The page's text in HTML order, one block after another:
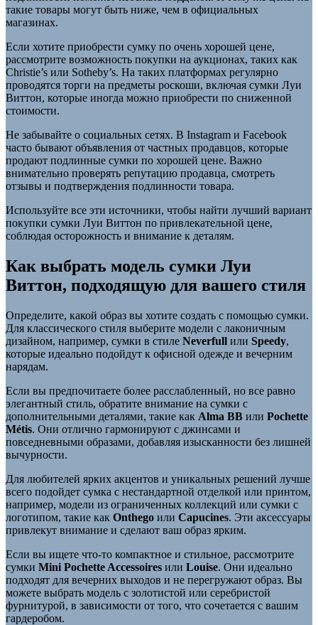
такие товары могут быть ниже, чем в официальных
магазинах.
Если хотите приобрести сумку по очень хорошей цене,
рассмотрите возможность покупки на аукционах, таких как
Christie’s или Sotheby’s. На таких платформах регулярно
проводятся торги на предметы роскоши, включая сумки Луи
Виттон, которые иногда можно приобрести по сниженной
стоимости.
Не забывайте о социальных сетях. В Instagram и Facebook
часто бывают объявления от частных продавцов, которые
продают подлинные сумки по хорошей цене. Важно
внимательно проверять репутацию продавца, смотреть
отзывы и подтверждения подлинности товара.
Используйте все эти источники, чтобы найти лучший вариант
покупки сумки Луи Виттон по привлекательной цене,
соблюдая осторожность и внимание к деталям.
Как выбрать модель сумки Луи
Виттон, подходящую для вашего стиля
Определите, какой образ вы хотите создать с помощью сумки.
Для классического стиля выберите модели с лаконичным
дизайном, например, сумки в стиле Neverfull или Speedy,
которые идеально подойдут к офисной одежде и вечерним
нарядам.
Если вы предпочитаете более расслабленный, но все равно
элегантный стиль, обратите внимание на сумки с
дополнительными деталями, такие как Alma BB или Pochette
Métis. Они отлично гармонируют с джинсами и
повседневными образами, добавляя изысканности без лишней
вычурности.
Для любителей ярких акцентов и уникальных решений лучше
всего подойдет сумка с нестандартной отделкой или принтом,
например, модели из ограниченных коллекций или сумки с
логотипом, такие как Onthego или Capucines. Эти аксессуары
привлекут внимание и сделают ваш образ ярким.
Если вы ищете что-то компактное и стильное, рассмотрите
сумки Mini Pochette Accessoires или Louise. Они идеально
подходят для вечерних выходов и не перегружают образ. Вы
можете выбрать модель с золотистой или серебристой
фурнитурой, в зависимости от того, что сочетается с вашим
гардеробом.